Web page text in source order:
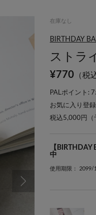
在庫なし
BIRTHDAY
ストラ
¥770 （税
PALポイント:
お気に入り登
税込5,000円（
【
中
使用期限： 2099/